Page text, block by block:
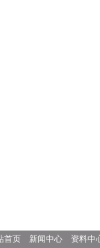
首页 新闻中心
资料中